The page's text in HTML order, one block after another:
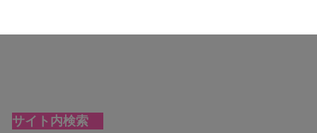
サイト内検索